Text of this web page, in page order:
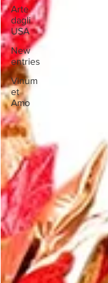
Arte
dagli
USA
New
entries
Vinum
et
Amo